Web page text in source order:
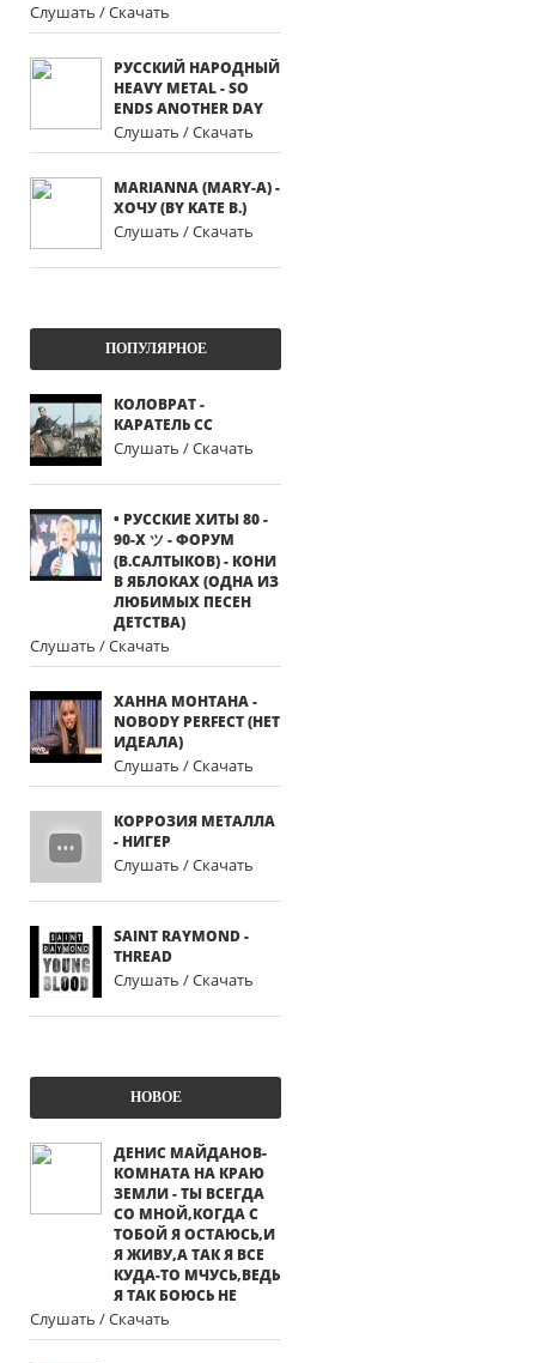
Слушать / Скачать
РУССКИЙ НАРОДНЫЙ
HEAVY METAL - SO
ENDS ANOTHER DAY
Слушать / Скачать
MARIANNA (MARY-A) -
ХОЧУ (BY KATE B.)
Слушать / Скачать
ПОПУЛЯРНОЕ
КОЛОВРАТ -
КАРАТЕЛЬ СС
Слушать / Скачать
• РУССКИЕ ХИТЫ 80 -
90-Х ツ - ФОРУМ
(В.САЛТЫКОВ) - КОНИ
В ЯБЛОКАХ (ОДНА ИЗ
ЛЮБИМЫХ ПЕСЕН
ДЕТСТВА)
Слушать / Скачать
ХАННА МОНТАНА -
NOBODY PERFECT (НЕТ
ИДЕАЛА)
Слушать / Скачать
КОРРОЗИЯ МЕТАЛЛА
- НИГЕР
Слушать / Скачать
SAINT RAYMOND -
THREAD
Слушать / Скачать
НОВОЕ
ДЕНИС МАЙДАНОВ-
КОМНАТА НА КРАЮ
ЗЕМЛИ - ТЫ ВСЕГДА
СО МНОЙ,КОГДА С
ТОБОЙ Я ОСТАЮСЬ,И
Я ЖИВУ,А ТАК Я ВСЕ
КУДА-ТО МЧУСЬ,ВЕДЬ
Я ТАК БОЮСЬ НЕ
Слушать / Скачать